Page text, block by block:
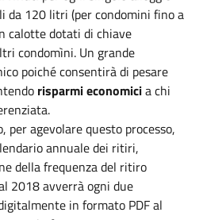
da 120 litri (per condomini fino a
calotte dotati di chiave
condomìni. Un grande
poiché consentirà di pesare
risparmi economicia chi
per agevolare questo processo,
annuale dei ritiri,
della frequenza del ritiro
2018 avverrà ogni due
in formato PDF al